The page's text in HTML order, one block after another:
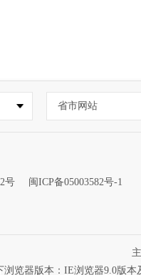
省市网站
号 闽ICP备05003582号-1
览器版本：IE浏览器9.0版本